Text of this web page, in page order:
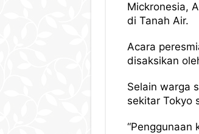
Mickronesia,
di Tanah Air.
Acara
disaksikan
Selain warga
sekitar Tokyo